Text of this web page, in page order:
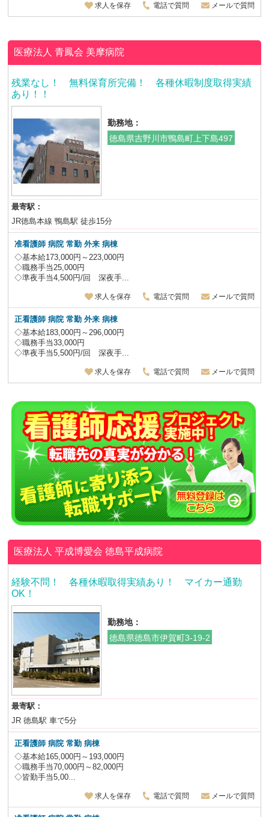
求人を保存 電話で質問 メールで質問
医療法人 青鳳会 美摩病院
残業なし！ 無料保育所完備！ 各種休暇制度取得実績
あり！！
勤務地：
徳島県吉野川市鴨島町上下島497
最寄駅：
JR徳島本線 鴨島駅 徒歩15分
准看護師 病院常勤 外来 病棟
◇基本給173,000円～223,000円
◇職務手当25,000円
◇準夜手当4,500円/回 深夜手...
求人を保存 電話で質問 メールで質問
正看護師 病院常勤 外来 病棟
◇基本給183,000円～296,000円
◇職務手当33,000円
◇準夜手当5,500円/回 深夜手...
求人を保存 電話で質問 メールで質問
医療法人 平成博愛会徳島平成病院
経験不問！ 各種休暇取得実績あり！ マイカー通勤
OK！
勤務地：
徳島県徳島市伊賀町3-19-2
最寄駅：
JR 徳島駅 車で5分
正看護師 病院 常勤 病棟
◇基本給165,000円～193,000円
◇職務手当70,000円～82,000円
◇皆勤手当5,00...
求人を保存 電話で質問 メールで質問